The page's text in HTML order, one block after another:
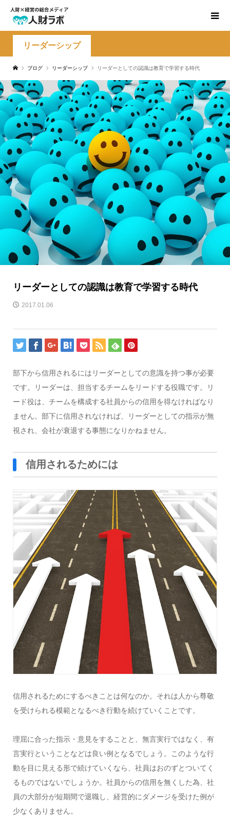
リーダーシップ
ブログ リーダーシップ リーダーとしての認識は教育で学習する時代
リーダーとしての認識は教育で学習する時代
2017.01.06
部下から信用されるにはリーダーとしての意識を持つ事が必要
です。リーダーは、担当するチームをリードする役職です。リ
ード役は、チームを構成する社員からの信用を得なければなり
ません。部下に信用されなければ、リーダーとしての指示が無
視され、会社が衰退する事態になりかねません。
信用されるためには
信用されるためにするべきことは何なのか。それは人から尊敬
を受けられる模範となるべき行動を続けていくことです。
理屈に合った指示・意見をすることと、無言実行ではなく、有
言実行ということなどは良い例となるでしょう。このような行
動を目に見える形で続けていくなら、社員はおのずとついてく
るものではないでしょうか。社員からの信用を無くした為、社
員の大部分が短期間で退職し、経営的にダメージを受けた例が
少なくありません。